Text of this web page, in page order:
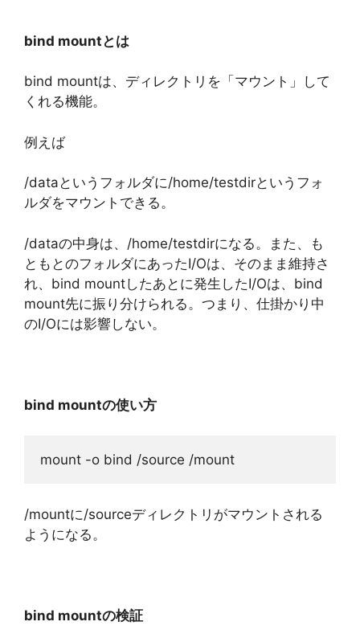
bind mountとは
bind mountは、ディレクトリを「マウント」して
くれる機能。
例えば
/dataというフォルダに/home/testdirというフォ
ルダをマウントできる。
/dataの中身は、/home/testdirになる。また、も
ともとのフォルダにあったI/Oは、そのまま維持さ
れ、bind mountしたあとに発生したI/Oは、bind
mount先に振り分けられる。つまり、仕掛かり中
のI/Oには影響しない。
bind mountの使い方
mount -o bind /source /mount
/mountに/sourceディレクトリがマウントされる
ようになる。
bind mountの検証